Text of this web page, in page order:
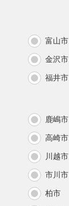
富山市
金沢市
福井市
鹿嶋市
高崎市
川越市
市川市
柏市